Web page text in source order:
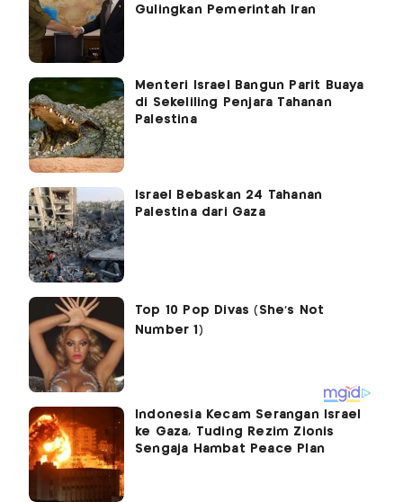
Gulingkan Pemerintah Iran
Menteri Israel Bangun Parit Buaya
di Sekeliling Penjara Tahanan
Palestina
Israel Bebaskan 24 Tahanan
Palestina dari Gaza
Indonesia Kecam Serangan Israel
ke Gaza, Tuding Rezim Zionis
Sengaja Hambat Peace Plan